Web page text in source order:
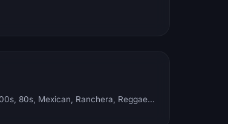
Electronic, Rock, Pop, 90s, 00s, 80s, Mexican, Ranchera, Reggaeton, Instrumental, Salsa, Merengue, Tropical, Romantic, Vallenato, Llanera